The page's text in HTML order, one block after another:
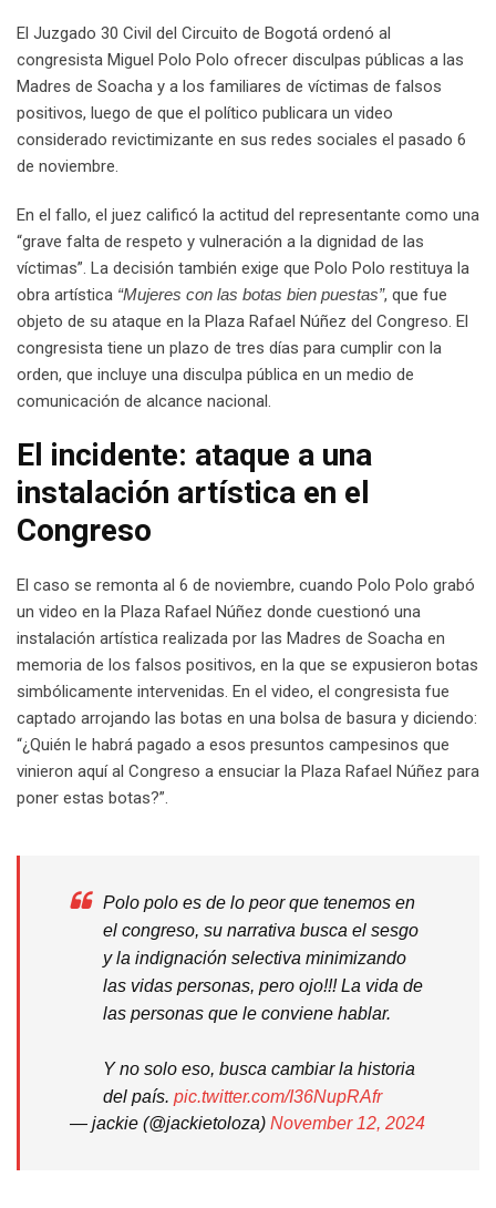
El Juzgado 30 Civil del Circuito de Bogotá ordenó al
congresista Miguel Polo Polo ofrecer disculpas públicas a las
Madres de Soacha y a los familiares de víctimas de falsos
positivos, luego de que el político publicara un video
considerado revictimizante en sus redes sociales el pasado 6
de noviembre.
En el fallo, el juez calificó la actitud del representante como una
“grave falta de respeto y vulneración a la dignidad de las
víctimas”. La decisión también exige que Polo Polo restituya la
obra artística “Mujeres con las botas bien puestas”, que fue
objeto de su ataque en la Plaza Rafael Núñez del Congreso. El
congresista tiene un plazo de tres días para cumplir con la
orden, que incluye una disculpa pública en un medio de
comunicación de alcance nacional.
El incidente: ataque a una
instalación artística en el
Congreso
El caso se remonta al 6 de noviembre, cuando Polo Polo grabó
un video en la Plaza Rafael Núñez donde cuestionó una
instalación artística realizada por las Madres de Soacha en
memoria de los falsos positivos, en la que se expusieron botas
simbólicamente intervenidas. En el video, el congresista fue
captado arrojando las botas en una bolsa de basura y diciendo:
“¿Quién le habrá pagado a esos presuntos campesinos que
vinieron aquí al Congreso a ensuciar la Plaza Rafael Núñez para
poner estas botas?”.
Polo polo es de lo peor que tenemos en
el congreso, su narrativa busca el sesgo
y la indignación selectiva minimizando
las vidas personas, pero ojo!!! La vida de
las personas que le conviene hablar.
Y no solo eso, busca cambiar la historia
del país. pic.twitter.com/I36NupRAfr
— jackie (@jackietoloza) November 12, 2024